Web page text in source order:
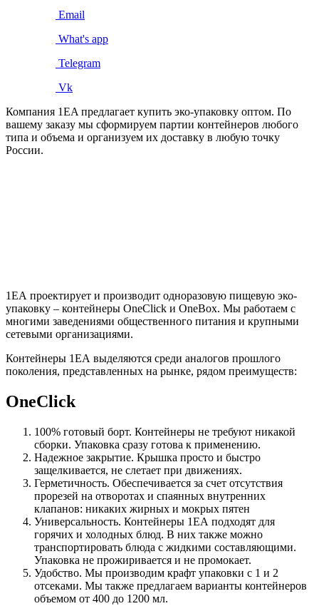
Email
What's app
Telegram
Vk
Компания 1EA предлагает купить эко-упаковку оптом. По
вашему заказу мы сформируем партии контейнеров любого
типа и объема и организуем их доставку в любую точку
России.
1ЕА проектирует и производит одноразовую пищевую эко-
упаковку – контейнеры OneClick и OneBox. Мы работаем с
многими заведениями общественного питания и крупными
сетевыми организациями.
Контейнеры 1ЕА выделяются среди аналогов прошлого
поколения, представленных на рынке, рядом преимуществ:
OneClick
100% готовый борт. Контейнеры не требуют никакой
сборки. Упаковка сразу готова к применению.
Надежное закрытие. Крышка просто и быстро
защелкивается, не слетает при движениях.
Герметичность. Обеспечивается за счет отсутствия
прорезей на отворотах и спаянных внутренних
клапанов: никаких жирных и мокрых пятен
Универсальность. Контейнеры 1ЕА подходят для
горячих и холодных блюд. В них также можно
транспортировать блюда с жидкими составляющими.
Упаковка не прожиривается и не промокает.
Удобство. Мы производим крафт упаковки с 1 и 2
отсеками. Мы также предлагаем варианты контейнеров
объемом от 400 до 1200 мл.